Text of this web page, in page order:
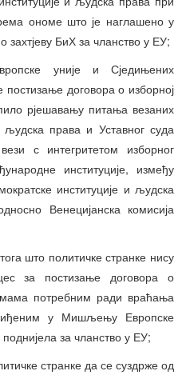
ономе што је наглашено у
БиХ за чланство у ЕУ;
уније и Сједињених
договора о изборној
рјешавању питања везаних
права и Уставног суда
с интегритетом изборног
институције, између
институције и људска
Венецијанска комисија
што политичке странке нису
за постизање договора о
потребним ради враћања
у Мишљењу Европске
поднијела за чланство у ЕУ;
странке да се суздрже од